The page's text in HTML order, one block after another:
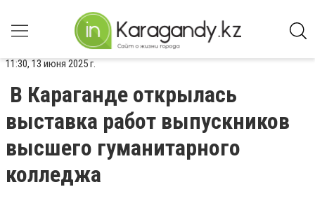
11:30, 13 июня 2025 г.
В Караганде открылась
выставка работ выпускников
высшего гуманитарного
колледжа